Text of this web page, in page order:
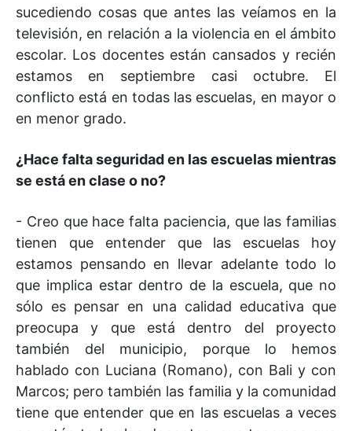
sucediendo cosas que antes las veíamos en la
televisión, en relación a la violencia en el ámbito
escolar. Los docentes están cansados y recién
estamos en septiembre casi octubre. El
conflicto está en todas las escuelas, en mayor o
en menor grado.
¿Hace falta seguridad en las escuelas mientras
se está en clase o no?
- Creo que hace falta paciencia, que las familias
tienen que entender que las escuelas hoy
estamos pensando en llevar adelante todo lo
que implica estar dentro de la escuela, que no
sólo es pensar en una calidad educativa que
preocupa y que está dentro del proyecto
también del municipio, porque lo hemos
hablado con Luciana (Romano), con Bali y con
Marcos; pero también las familia y la comunidad
tiene que entender que en las escuelas a veces